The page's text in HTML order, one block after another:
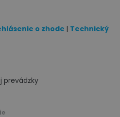
o zhode | Technický
prevádzky